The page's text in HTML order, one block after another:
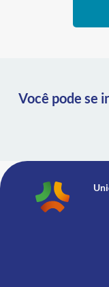
Você pode se